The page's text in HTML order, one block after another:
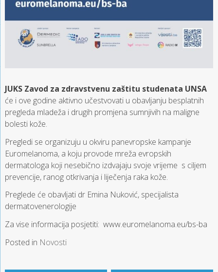
JUKS Zavod za zdravstvenu zaštitu studenata UNSA
će i ove godine aktivno učestvovati u obavljanju besplatnih
pregleda mladeža i drugih promjena sumnjivih na maligne
bolesti kože.
Pregledi se organizuju u okviru panevropske kampanje
Euromelanoma, a koju provode mreža evropskih
dermatologa koji nesebično izdvajaju svoje vrijeme s ciljem
prevencije, ranog otkrivanja i liječenja raka kože.
Preglede će obavljati dr Emina Nuković, specijalista
dermatovenerologije
Za vise informacija posjetiti: www.euromelanoma.eu/bs-ba
Posted in Novosti
Post